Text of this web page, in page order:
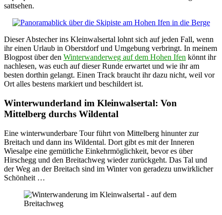
sattsehen.
Dieser Abstecher ins Kleinwalsertal lohnt sich auf jeden Fall, wenn
ihr einen Urlaub in Oberstdorf und Umgebung verbringt. In meinem
Blogpost über den Winterwanderweg auf dem Hohen Ifen könnt ihr
nachlesen, was euch auf dieser Runde erwartet und wie ihr am
besten dorthin gelangt. Einen Track braucht ihr dazu nicht, weil vor
Ort alles bestens markiert und beschildert ist.
Winterwunderland im Kleinwalsertal: Von
Mittelberg durchs Wildental
Eine winterwunderbare Tour führt von Mittelberg hinunter zur
Breitach und dann ins Wildental. Dort gibt es mit der Inneren
Wiesalpe eine gemütliche Einkehrmöglichkeit, bevor es über
Hirschegg und den Breitachweg wieder zurückgeht. Das Tal und
der Weg an der Breitach sind im Winter von geradezu unwirklicher
Schönheit …